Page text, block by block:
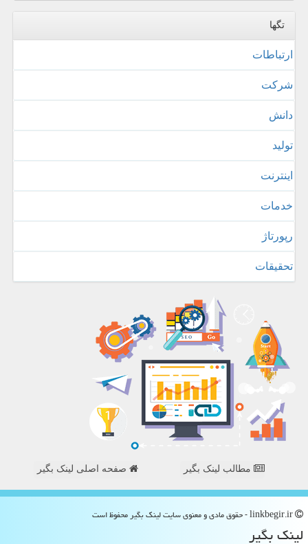
تگها
ارتباطات
شركت
دانش
تولید
اینترنت
خدمات
رپورتاژ
تحقیقات
مطالب لینک بگیر صفحه اصلی لینک بگیر
لینك بگیر